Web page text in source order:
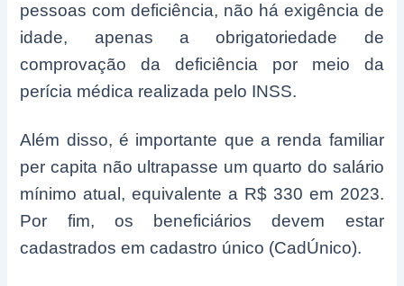
pessoas com deficiência, não há exigência de
idade, apenas a obrigatoriedade de
comprovação da deficiência por meio da
perícia médica realizada pelo INSS.
Além disso, é importante que a renda familiar
per capita não ultrapasse um quarto do salário
mínimo atual, equivalente a R$ 330 em 2023.
Por fim, os beneficiários devem estar
cadastrados em cadastro único (CadÚnico).